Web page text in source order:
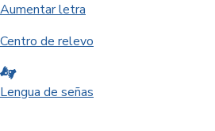
Aumentar letra
Centro de relevo
Lengua de señas